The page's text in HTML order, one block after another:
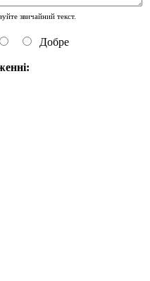
звичайний текст.
Добре